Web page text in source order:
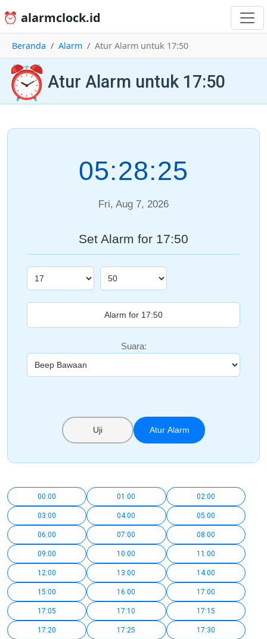
⏰ alarmclock.id
Beranda Alarm Atur Alarm untuk 17:50
⏰ Atur Alarm untuk 17:50
05:28:25
Fri, Aug 7, 2026
Set Alarm for 17:50
Suara:
Uji Atur Alarm
00:00 01:00 02:00
03:00 04:00 05:00
06:00 07:00 08:00
09:00 10:00 11:00
12:00 13:00 14:00
15:00 16:00 17:00
17:05 17:10 17:15
17:20 17:25 17:30